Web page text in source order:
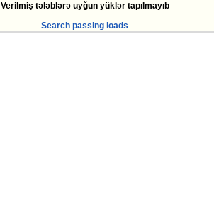
Verilmiş tələblərə uyğun yüklər tapılmayıb
Search passing loads